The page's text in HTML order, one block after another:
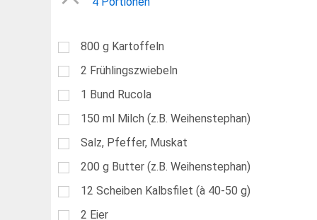
800 g Kartoffeln
2 Frühlingszwiebeln
1 Bund Rucola
150 ml Milch (z.B. Weihenstephan)
Salz, Pfeffer, Muskat
200 g Butter (z.B. Weihenstephan)
12 Scheiben Kalbsfilet (à 40-50 g)
2 Eier